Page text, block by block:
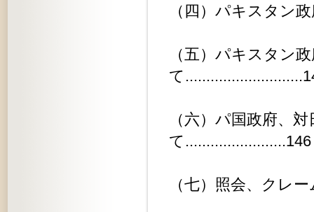
（四）パキスタン
（五）パキスタン
て
（六）パ国政府、
て........................146
（七）照会、クレ